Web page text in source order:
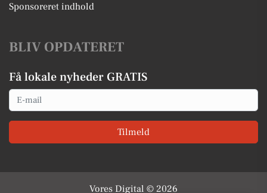
Sponsoreret indhold
BLIV OPDATERET
Få lokale nyheder GRATIS
Email
Tilmeld
Vores Digital © 2026